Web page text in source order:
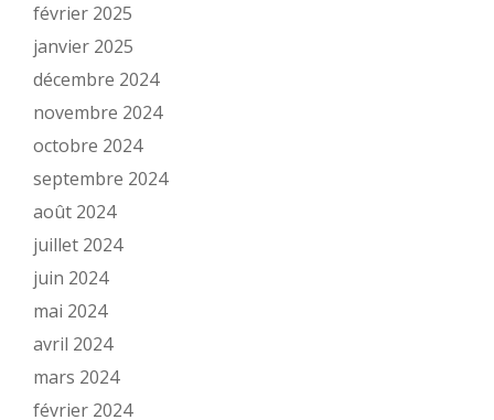
février 2025
janvier 2025
décembre 2024
novembre 2024
octobre 2024
septembre 2024
août 2024
juillet 2024
juin 2024
mai 2024
avril 2024
mars 2024
février 2024